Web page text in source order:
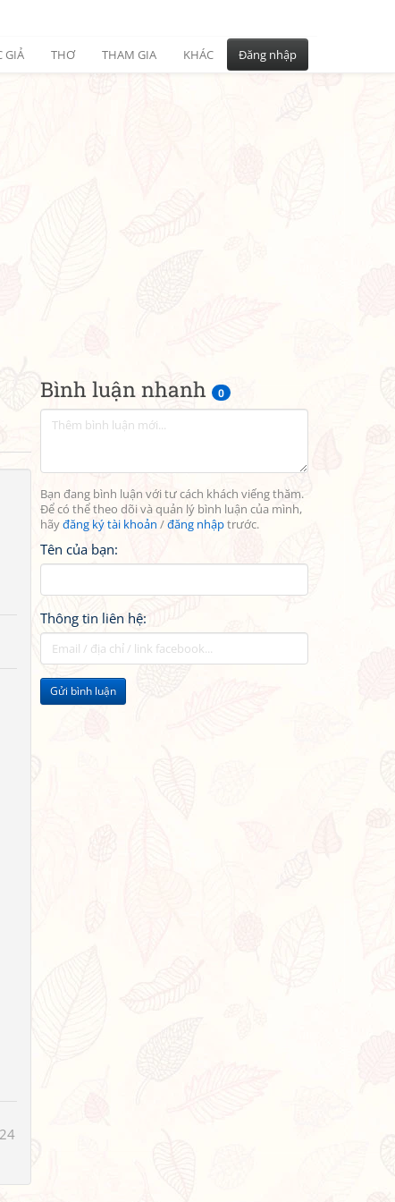
GIẢ THƠ THAM GIA KHÁC Đăng nhập
Bình luận nhanh 0
Bạn đang bình luận với tư cách khách viếng thăm.
Để có thể theo dõi và quản lý bình luận của mình,
hãyđăng ký tài khoản /đăng nhậptrước.
Tên của bạn:
Thông tin liên hệ:
Gửi bình luận